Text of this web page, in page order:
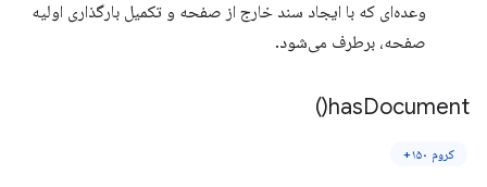
وعده‌ای که با ایجاد سند خارج از صفحه و تکمیل بارگذاری اولیه
صفحه، برطرف می‌شود.
hasDocument(
)
کروم ۱۵۰+